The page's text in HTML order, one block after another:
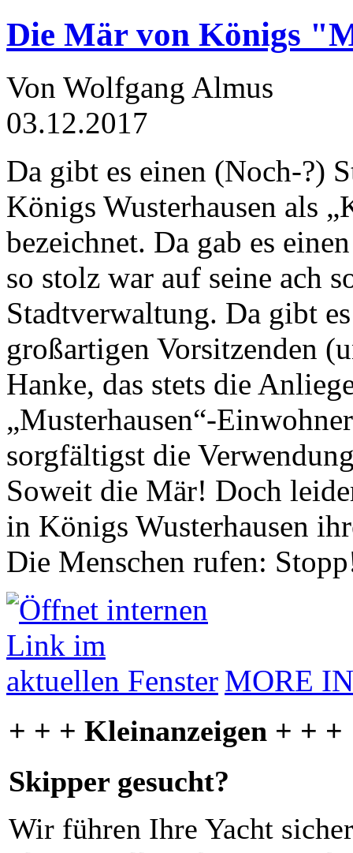
Die Mär von Königs
Von Wolfgang Almus
03.12.2017
Da gibt es einen (Noch-?)
Königs Wusterhausen als
bezeichnet. Da gab es
so stolz war auf seine ach
Stadtverwaltung. Da gibt
großartigen Vorsitzenden
Hanke, das stets die
„Musterhausen“-
sorgfältigst die
Soweit die Mär! Doch
in Königs Wusterhausen
Die Menschen rufen:
MORE
+ + + Kleinanzeigen + + +
Skipper gesucht?
Wir führen Ihre Yacht